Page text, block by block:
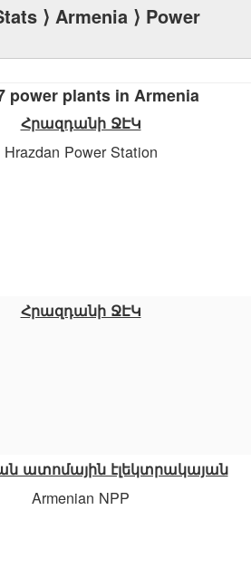
⟩ Armenia ⟩ Power
power plants in Armenia
Հրազդանի ՋԷԿ
Hrazdan Power Station
Հրազդանի ՋԷԿ
ատոմային էլեկտրակայան
Armenian NPP